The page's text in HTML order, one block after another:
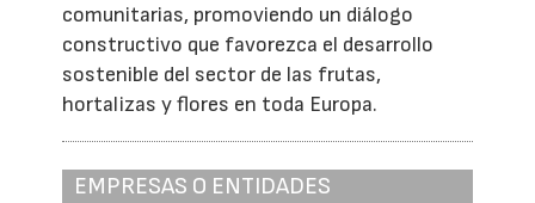
comunitarias, promoviendo un diálogo
constructivo que favorezca el desarrollo
sostenible del sector de las frutas,
hortalizas y flores en toda Europa.
EMPRESAS O ENTIDADES